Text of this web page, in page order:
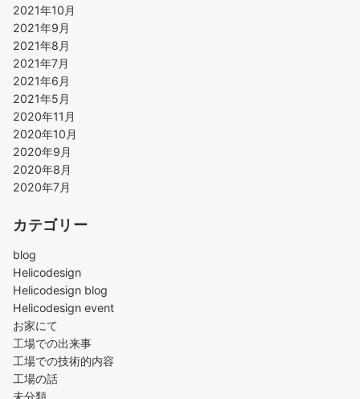
2021年10月
2021年9月
2021年8月
2021年7月
2021年6月
2021年5月
2020年11月
2020年10月
2020年9月
2020年8月
2020年7月
カテゴリー
blog
Helicodesign
Helicodesign blog
Helicodesign event
お家にて
工場での出来事
工場での技術的内容
工場の話
未分類